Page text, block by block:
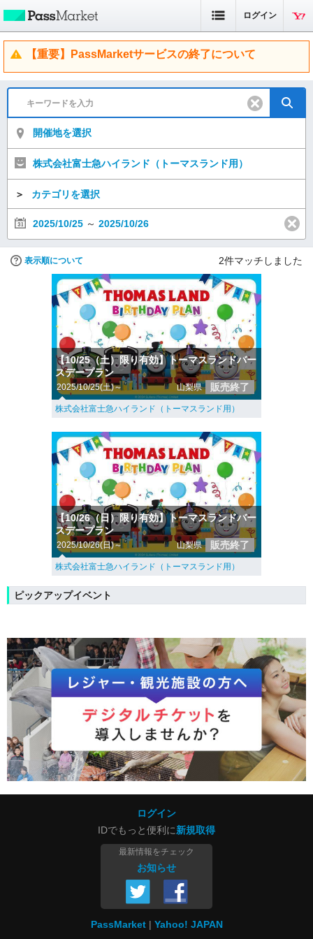
ログイン
【重要】PassMarketサービスの終了について
開催地を選択
株式会社富士急ハイランド（トーマスランド用）
＞ カテゴリを選択
2025/10/25 ～ 2025/10/26
表示順について 2件マッチしました
【10/25（土）限り有効】トーマスランドバー
スデープラン
2025/10/25(土)～ 山梨県 販売終了
株式会社富士急ハイランド（トーマスランド用）
【10/26（日）限り有効】トーマスランドバー
スデープラン
2025/10/26(日)～ 山梨県 販売終了
株式会社富士急ハイランド（トーマスランド用）
ピックアップイベント
ログイン
IDでもっと便利に新規取得
最新情報をチェック
お知らせ
PassMarket Yahoo! JAPAN